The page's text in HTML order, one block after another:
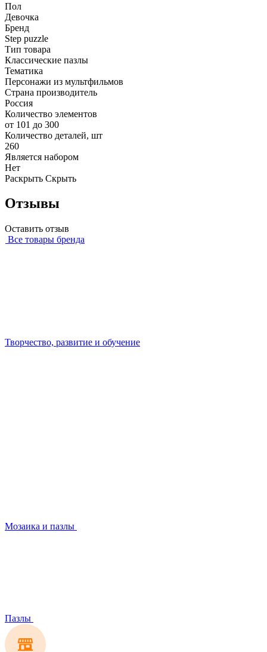
Пол
Девочка
Бренд
Step puzzle
Тип товара
Классические пазлы
Тематика
Персонажи из мультфильмов
Страна производитель
Россия
Количество элементов
от 101 до 300
Количество деталей, шт
260
Является набором
Нет
Раскрыть Скрыть
Отзывы
Оставить отзыв
Все товары бренда
Творчество, развитие и обучение
Мозаика и пазлы
Пазлы